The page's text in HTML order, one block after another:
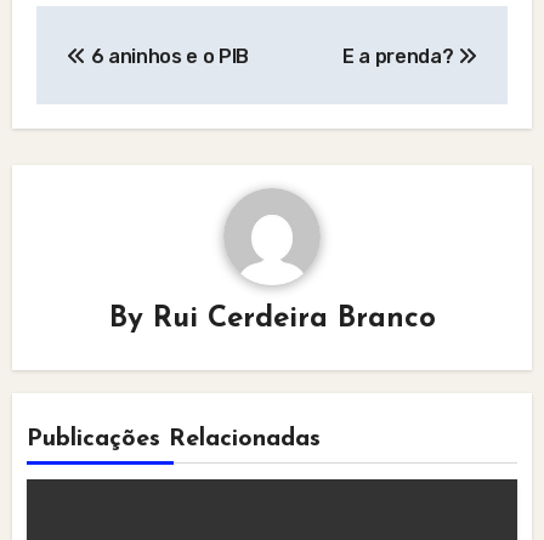
6 aninhos e o PIB E a prenda?
By Rui Cerdeira Branco
Publicações Relacionadas